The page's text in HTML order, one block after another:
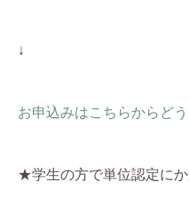
↓
お申込みはこちらからど
★学生の方で単位認定に